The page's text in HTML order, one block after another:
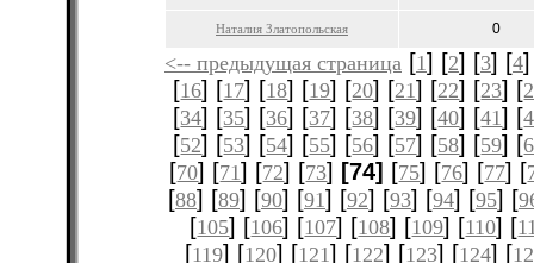
Наталия Златопольская 0
<-- предыдущая страница [1] [2] [3] [4
[16] [17] [18] [19] [20] [21] [22] [23] [
[34] [35] [36] [37] [38] [39] [40] [41] [
[52] [53] [54] [55] [56] [57] [58] [59] [
[70] [71] [72] [73] [74] [75] [76] [77] [
[88] [89] [90] [91] [92] [93] [94] [95] [
[105] [106] [107] [108] [109] [110] [
[119] [120] [121] [122] [123] [124] [